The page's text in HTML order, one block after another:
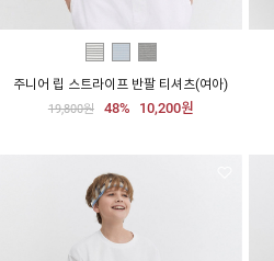
주니어 립 스트라이프 반팔 티셔츠(여아)
19,800원 48% 10,200원